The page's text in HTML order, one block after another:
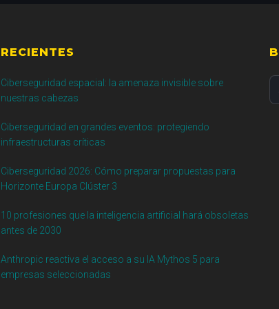
RECIENTES
Ciberseguridad espacial: la amenaza invisible sobre
nuestras cabezas
Ciberseguridad en grandes eventos: protegiendo
infraestructuras críticas
Ciberseguridad 2026: Cómo preparar propuestas para
Horizonte Europa Clúster 3
10 profesiones que la inteligencia artificial hará obsoletas
antes de 2030
Anthropic reactiva el acceso a su IA Mythos 5 para
empresas seleccionadas